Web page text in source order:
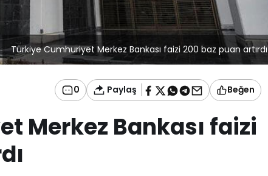
Türkiye Cumhuriyet Merkez Bankası faizi 200 baz puan artırdı
0 Paylaş Beğen
Merkez Bankası faizi